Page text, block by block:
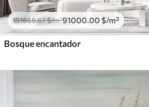
151666.67$/m²91000 .00 $/m²
Bosque encantador